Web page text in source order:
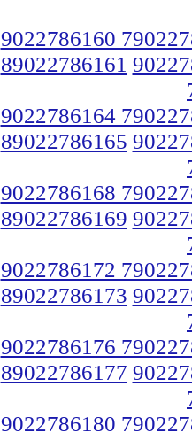
9022786160
89022786161
9022786164
89022786165
9022786168
89022786169
9022786172
89022786173
9022786176
89022786177
9022786180